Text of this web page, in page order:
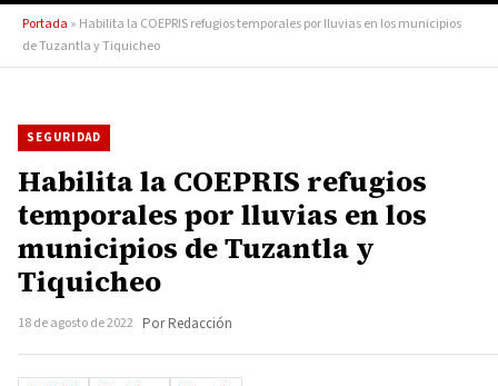
Portada » Habilita la COEPRIS refugios temporales por lluvias en los municipios
de Tuzantla y Tiquicheo
SEGURIDAD
Habilita la COEPRIS refugios
temporales por lluvias en los
municipios de Tuzantla y
Tiquicheo
18 de agosto de 2022 Por Redacción